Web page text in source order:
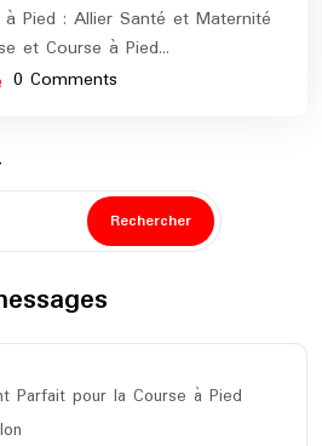
Pied : Allier Santé et Maternité
et Course à Pied…
0 Comments
Rechercher
Parfait pour la Course à Pied